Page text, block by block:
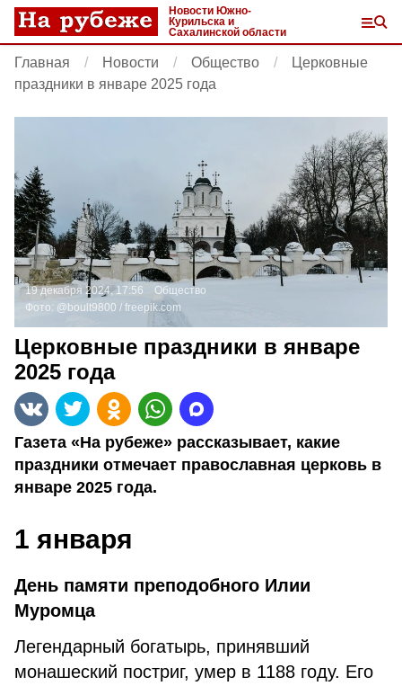
Новости Южно-
Курильска и
Сахалинской области
Главная Новости Общество
Церковные
праздники в январе 2025 года
19 декабря 2024, 17:56
Общество
Фото: @boult9800 / freepik.com
Церковные праздники в январе
2025 года
Газета «На рубеже» рассказывает, какие
праздники отмечает православная церковь в
январе 2025 года.
1 января
День памяти преподобного Илии
Муромца
Легендарный богатырь, принявший
монашеский постриг, умер в 1188 году. Его